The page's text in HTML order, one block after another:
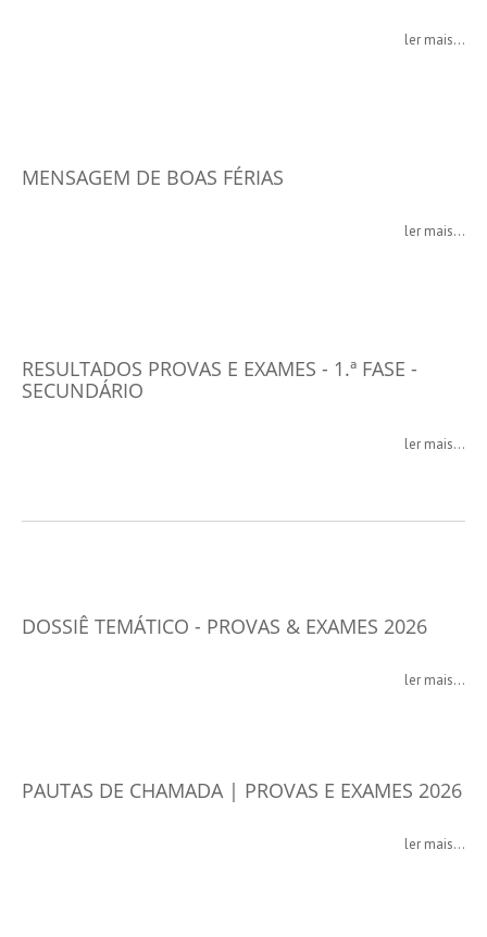
ler mais...
MENSAGEM DE BOAS FÉRIAS
ler mais...
RESULTADOS PROVAS E EXAMES - 1.ª FASE -
SECUNDÁRIO
ler mais...
DOSSIÊ TEMÁTICO - PROVAS & EXAMES 2026
ler mais...
PAUTAS DE CHAMADA | PROVAS E EXAMES 2026
ler mais...